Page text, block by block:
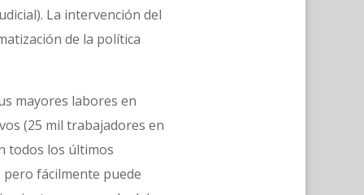
La intervención del
de la política
mayores labores en
(25 mil trabajadores en
todos los últimos
pero fácilmente puede